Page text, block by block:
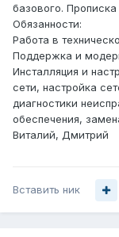
базового.
Обязанности:
Работа в
Поддержка и
Инсталляция и
сети, настройка
диагностики
обеспечения,
Виталий, Дмитрий
Вставить ник